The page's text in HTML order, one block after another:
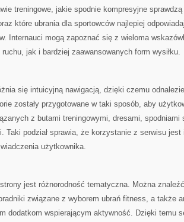
treningowe, jakie spodnie kompresyjne
które ubrania dla sportowców najlepiej
Internauci mogą zapoznać się z wieloma
jak i bardziej zaawansowanych form wysiłku.
się intuicyjną nawigacją, dzięki czemu
zostały przygotowane w taki sposób, aby
z butami treningowymi, dresami,
Taki podział sprawia, że korzystanie z serwisu
użytkownika.
jest różnorodność tematyczna. Można
związane z wyborem ubrań fitness, a także
dodatkom wspierającym aktywność. Dzięki temu